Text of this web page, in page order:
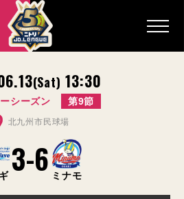
(Sat) 13:30
シーズン 第9節
北九州市民球場
3-6 ミナモ